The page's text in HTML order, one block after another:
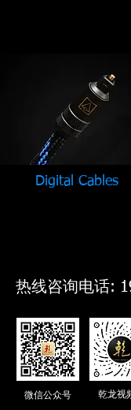
Digital Cables
热线咨询电话:
微信公众号 乾龙视